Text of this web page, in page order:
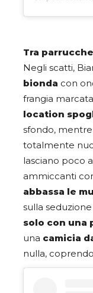
Tra
Negli scatti,
bionda con
frangia
location
sfondo,
totalmente
lasciano poco
ammiccanti
abbassa le
sulla
solo con una
una camicia
nulla,